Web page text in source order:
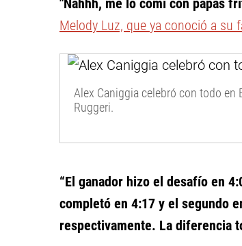
"Nahhh, me lo comí con papas
Melody Luz, que ya conoció a su
Alex Caniggia celebró con todo en
Ruggeri.
“El ganador hizo el desafío en
completó en 4:17 y el segundo
respectivamente. La diferencia